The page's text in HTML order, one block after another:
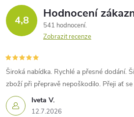
4,8 Hodnocení
541 hodnocení
Zobrazit recenze
Iveta V.
12.7.2026
Široká nabídka. Rychlé a přesné dodání.
zboží při přepravě nepoškodilo. Přeji ať se